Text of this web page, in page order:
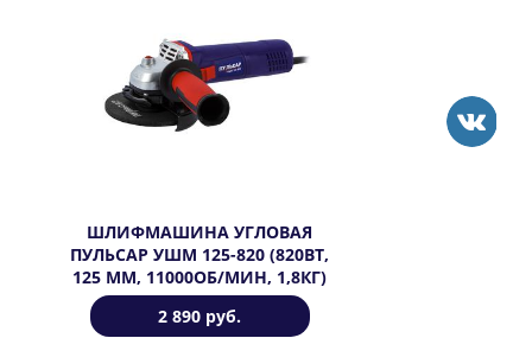
ШЛИФМАШИНА УГЛОВАЯ
ПУЛЬСАР УШМ 125-820 (820ВТ,
125 ММ, 11000ОБ/МИН, 1,8КГ)
2 890 руб.